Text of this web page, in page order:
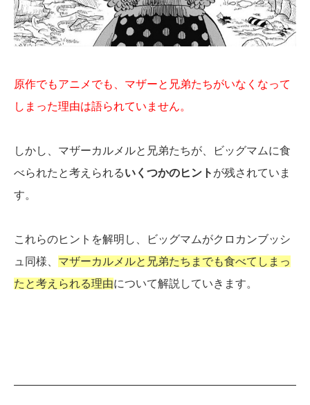
原作でもアニメでも、マザーと兄弟たちがいなくなって
しまった理由は語られていません。
しかし、マザーカルメルと兄弟たちが、ビッグマムに食
べられたと考えられるいくつかのヒント が残されていま
す。
これらのヒントを解明し、ビッグマムがクロカンブッシ
ュ同様、 マザーカルメルと兄弟たちまでも食べてしまっ
たと考えられる理由について解説していきます。